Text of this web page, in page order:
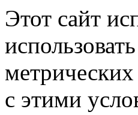
Этот сайт
с этими